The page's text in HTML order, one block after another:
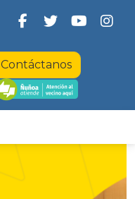
Contáctanos